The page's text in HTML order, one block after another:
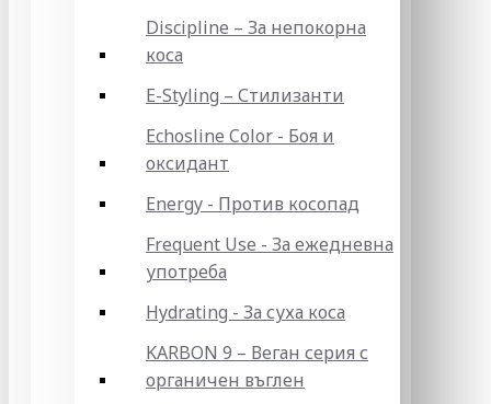
Discipline – За непокорна
коса
E-Styling – Стилизанти
Echosline Color - Боя и
оксидант
Energy - Против косопад
Frequent Use - За ежедневна
употреба
Hydrating - За суха коса
KARBON 9 – Веган серия с
органичен въглен